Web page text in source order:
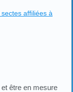
affiliées à
être en mesure